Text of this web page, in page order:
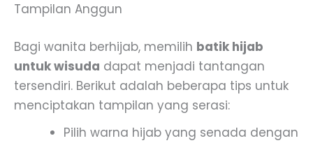
Tampilan Anggun
Bagi wanita berhijab, memilih batik hijab
untuk wisuda dapat menjadi tantangan
tersendiri. Berikut adalah beberapa tips untuk
menciptakan tampilan yang serasi:
Pilih warna hijab yang senada dengan